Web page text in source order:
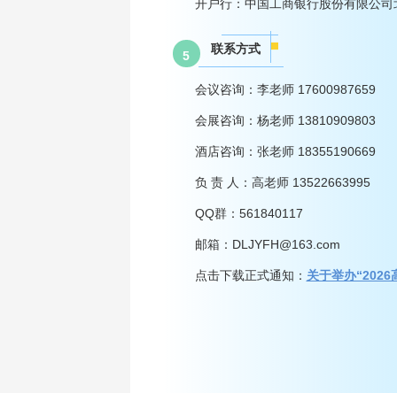
开户行：中国工商银行股份有限公
5 联系方式
会议咨询：李老师 17600987659
会展咨询：杨老师 13810909803
酒店咨询：张老师 18355190669
负 责 人：高老师 13522663995
QQ群：561840117
邮箱：DLJYFH@163.com
点击下载正式通知： 关于举办“2026